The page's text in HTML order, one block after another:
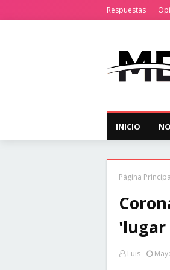
Respuestas
INICIO
Página
'lugar
Luis